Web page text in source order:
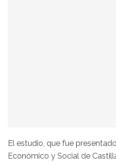
El estudio, que fue
Económico y Social de